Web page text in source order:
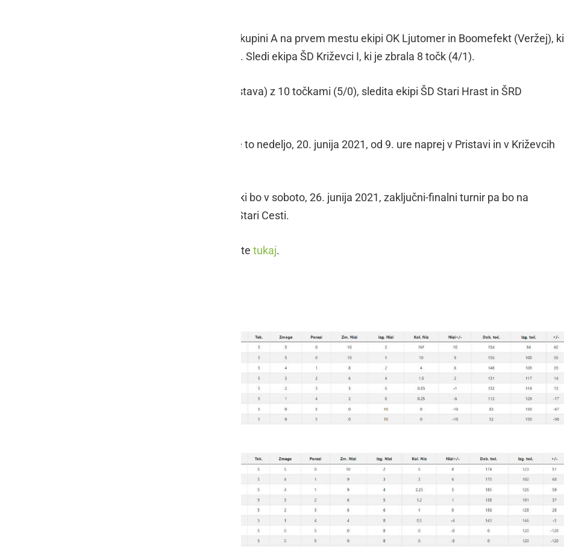
Po odigranem prvem turnirju sta v skupini A na prvem mestu ekipi OK Ljutomer in Boomefekt (Veržej), ki
sta zbrali vseh možnih 10 točk (5/0). Sledi ekipa ŠD Križevci I, ki je zbrala 8 točk (4/1).
V skupini B vodi ekipa Mladi upi (Pristava) z 10 točkami (5/0), sledita ekipi ŠD Stari Hrast in ŠRD
Naslednja turnirja sta na sporedu že to nedeljo, 20. junija 2021, od 9. ure naprej v Pristavi in v Križevcih
Sledi še tretji predtekmovalni turnir ki bo v soboto, 26. junija 2021, zaključni-finalni turnir pa bo na
sporedu v soboto, 3. julija 2021, na Stari Cesti.
Lestvico, rezultate, razporede najdete tukaj.